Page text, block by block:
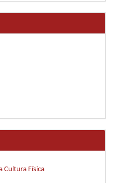
Cultura Física